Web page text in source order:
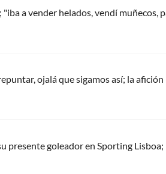
a vender helados, vendí muñecos,
ojalá que sigamos así; la
presente goleador en Sporting